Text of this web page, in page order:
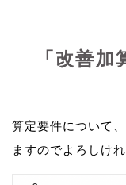
「改善
算定要件について
ますのでよろしけ